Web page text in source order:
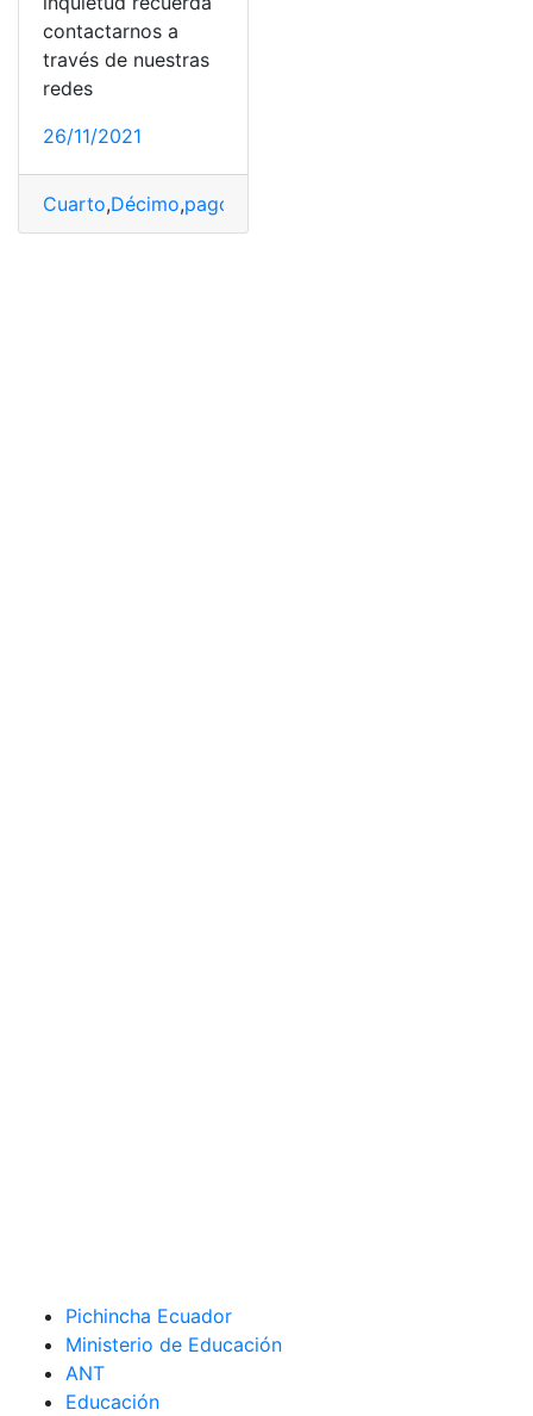
contactarnos a
través de nuestras
redes
26/11/2021
Cuarto,Décimo,pago
Pichincha Ecuador
Ministerio de Educación
ANT
Educación